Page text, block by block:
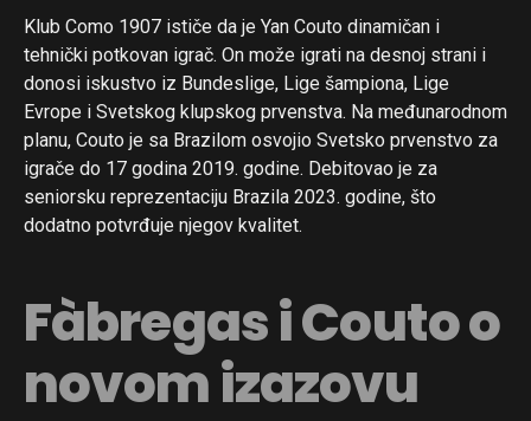
Klub Como 1907 ističe da je Yan Couto dinamičan i
tehnički potkovan igrač. On može igrati na desnoj strani i
donosi iskustvo iz Bundeslige, Lige šampiona, Lige
Evrope i Svetskog klupskog prvenstva. Na međunarodnom
planu, Couto je sa Brazilom osvojio Svetsko prvenstvo za
igrače do 17 godina 2019. godine. Debitovao je za
seniorsku reprezentaciju Brazila 2023. godine, što
dodatno potvrđuje njegov kvalitet.
Fàbregas i Couto o
novom izazovu